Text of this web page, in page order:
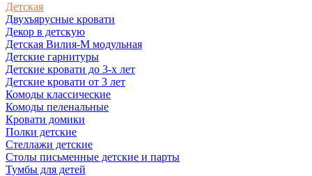
Детская
Двухъярусные кровати
Декор в детскую
Детская Вилия-М модульная
Детские гарнитуры
Детские кровати до 3-х лет
Детские кровати от 3 лет
Комоды классические
Комоды пеленальные
Кровати домики
Полки детские
Стеллажи детские
Столы письменные детские и парты
Тумбы для детей